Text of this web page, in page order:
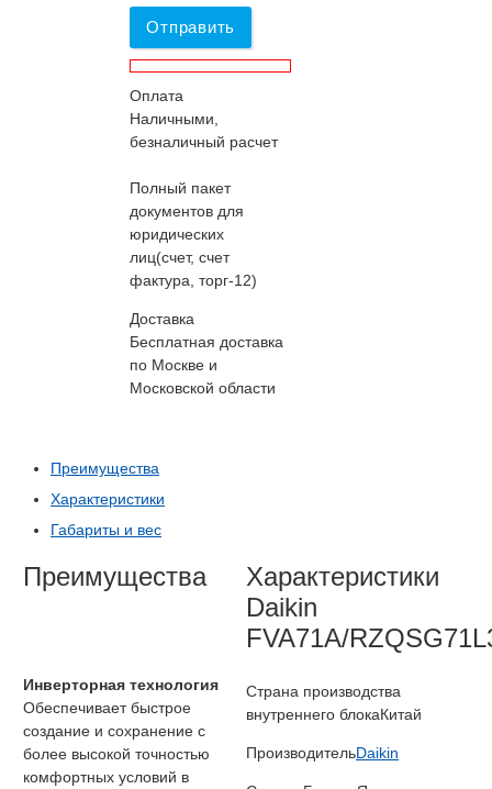
Отправить
Оплата
Наличными,
безналичный расчет
Полный пакет
документов для
юридических
лиц(счет, счет
фактура, торг-12)
Доставка
Бесплатная доставка
по Москве и
Московской области
Преимущества
Характеристики
Габариты и вес
Преимущества
Инверторная технология
Обеспечивает быстрое
создание и сохранение с
более высокой точностью
комфортных условий в
Характеристики
Daikin
FVA71A/
Страна производства
внутреннего блокаКитай
ПроизводительDaikin